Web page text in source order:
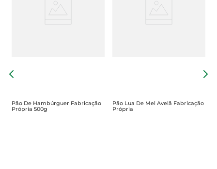
Pão De Hambúrguer Fabricação
Própria 500g
Pão Lua De Mel Avelã Fabricação
Própria